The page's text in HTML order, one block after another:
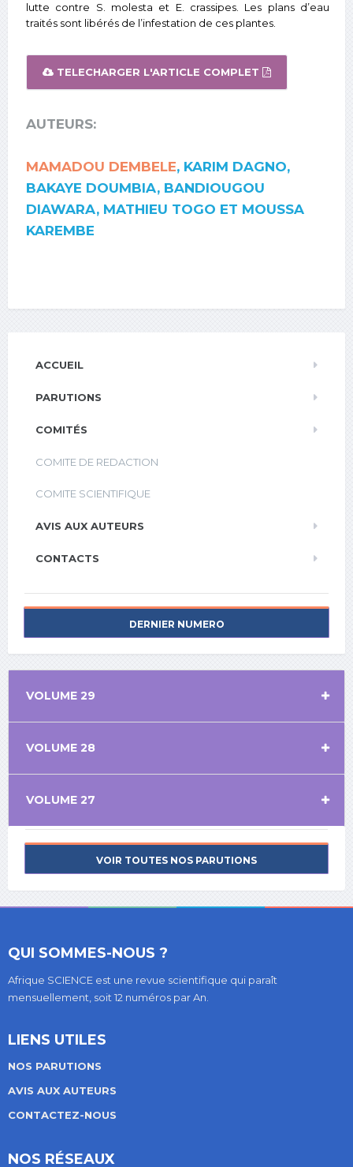
lutte contre S. molesta et E. crassipes. Les plans d’eau
traités sont libérés de l’infestation de ces plantes.
TELECHARGER L'ARTICLE COMPLET
AUTEURS:
MAMADOU DEMBELE, KARIM DAGNO,
BAKAYE DOUMBIA, BANDIOUGOU
DIAWARA, MATHIEU TOGO ET MOUSSA
KAREMBE
ACCUEIL
PARUTIONS
COMITÉS
COMITE DE REDACTION
COMITE SCIENTIFIQUE
AVIS AUX AUTEURS
CONTACTS
DERNIER NUMERO
VOLUME 29
VOLUME 28
VOLUME 27
VOIR TOUTES NOS PARUTIONS
QUI SOMMES-NOUS ?
Afrique SCIENCE est une revue scientifique qui paraît
mensuellement, soit 12 numéros par An.
LIENS UTILES
NOS PARUTIONS
AVIS AUX AUTEURS
CONTACTEZ-NOUS
NOS RÉSEAUX